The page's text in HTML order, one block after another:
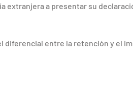
extranjera a presentar su
diferencial entre la retención y el